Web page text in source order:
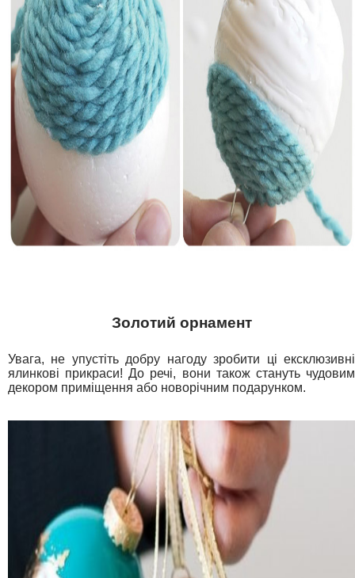
Золотий орнамент
Увага, не упустіть добру нагоду зробити ці ексклюзивні
ялинкові прикраси! До речі, вони також стануть чудовим
декором приміщення або новорічним подарунком.